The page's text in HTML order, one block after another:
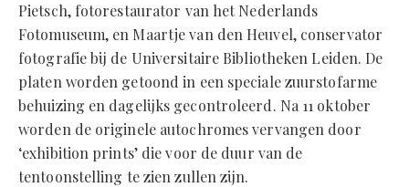
Pietsch, fotorestaurator van het Nederlands
Fotomuseum, en Maartje van den Heuvel, conservator
fotografie bij de Universitaire Bibliotheken Leiden. De
platen worden getoond in een speciale zuurstofarme
behuizing en dagelijks gecontroleerd. Na 11 oktober
worden de originele autochromes vervangen door
‘exhibition prints’ die voor de duur van de
tentoonstelling te zien zullen zijn.